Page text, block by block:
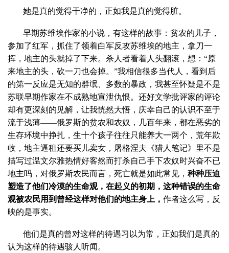
她是真的觉得干净的，正如我是真的觉得脏。
早期苏维埃作家的小说，有这样的故事：贫农的儿子，
参加了红军，抓住了领着白军反攻苏维埃的地主，拿刀一
挥，地主的头就掉了下来。杀人者看着人头翻滚，想：“原
来地主的头，砍一刀也会掉。”我相信很多当代人，看到后
的第一反应是无知的群氓、多数的暴政，我甚至怀疑是不是
苏联早期作家在不成熟地宣泄仇恨。还好文学批评家的评论
却有更深刻的见解，让我恍然大悟，庆幸自己的认识不至于
流于浅薄——俄罗斯的贫农和农奴，几百年来，都在恶劣的
生存环境中挣扎，生十个孩子往往只能养大一两个，荒年歉
收，地主逼租还要买儿卖女，屠格涅夫《猎人笔记》里不是
描写过温文尔雅热情好客然而打杀自己手下农奴时兴奋不已
地主吗，对俄罗斯农民而言，死亡就是如此常见， 种种压迫
塑造了他们冷漠的生命观，在起义的初期，这种错误的生命
观被农民用到曾经这样对他们的地主身上， 作者这么写，反
映的是事实。
他们是真的曾对这样的待遇习以为常，正如我们是真的
认为这样的待遇骇人听闻。